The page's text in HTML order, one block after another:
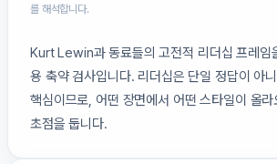
를 해석합니다.
Kurt Lewin과 동료들의 고전적 리더십 프레임
용 축약 검사입니다. 리더십은 단일 정답이 아
핵심이므로, 어떤 장면에서 어떤 스타일이 올라
초점을 둡니다.